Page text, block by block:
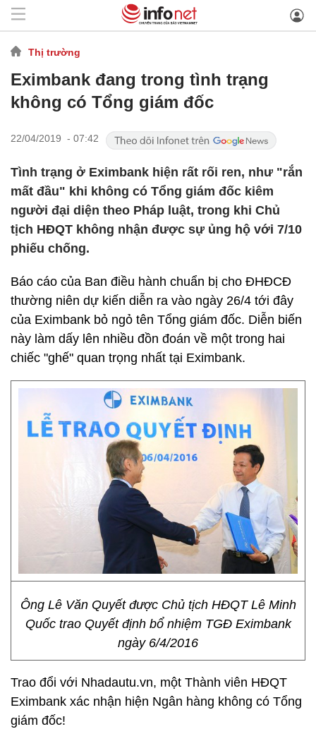
Thị trường
Eximbank đang trong tình trạng
không có Tổng giám đốc
22/04/2019 - 07:42
Tình trạng ở Eximbank hiện rất rối ren, như "rắn
mất đầu" khi không có Tổng giám đốc kiêm
người đại diện theo Pháp luật, trong khi Chủ
tịch HĐQT không nhận được sự ủng hộ với 7/10
phiếu chống.
Báo cáo của Ban điều hành chuẩn bị cho ĐHĐCĐ
thường niên dự kiến diễn ra vào ngày 26/4 tới đây
của Eximbank bỏ ngỏ tên Tổng giám đốc. Diễn biến
này làm dấy lên nhiều đồn đoán về một trong hai
chiếc "ghế" quan trọng nhất tại Eximbank.
Ông Lê Văn Quyết được Chủ tịch HĐQT Lê Minh
Quốc trao Quyết định bổ nhiệm TGĐ Eximbank
ngày 6/4/2016
Trao đổi với Nhadautu.vn, một Thành viên HĐQT
Eximbank xác nhận hiện Ngân hàng không có Tổng
giám đốc!